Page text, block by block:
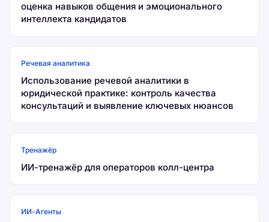
оценка навыков общения и эмоционального
интеллекта кандидатов
Речевая аналитика
Использование речевой аналитики в
юридической практике: контроль качества
консультаций и выявление ключевых нюансов
Тренажёр
ИИ-тренажёр для операторов колл-центра
ИИ-Агенты